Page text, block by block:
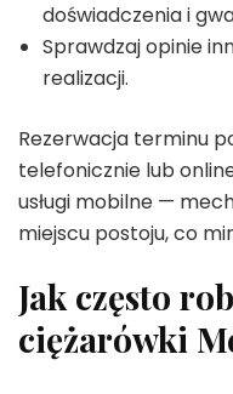
doświadczenia i
Sprawdzaj opinie
realizacji.
Rezerwacja terminu
telefonicznie lub
usługi mobilne —
miejscu postoju, co
Jak często
ciężarówki